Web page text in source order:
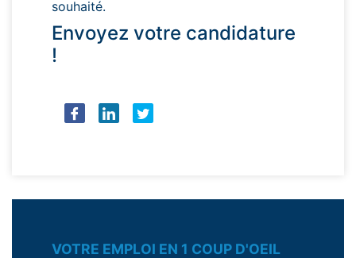
souhaité.
Envoyez votre candidature
!
VOTRE EMPLOI EN 1 COUP D'OEIL